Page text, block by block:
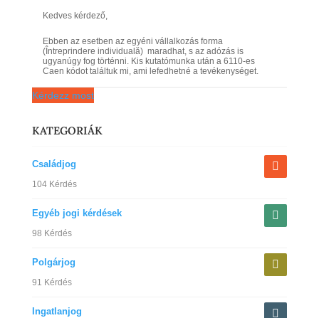
Kedves kérdező,
Ebben az esetben az egyéni vállalkozás forma
(Întreprindere individuală) maradhat, s az adózás is
ugyanúgy fog történni. Kis kutatómunka után a 6110-es
Caen kódot találtuk mi, ami lefedhetné a tevékenységet.
Kérdezz most
KATEGORIÁK
Családjog
104 Kérdés
Egyéb jogi kérdések
98 Kérdés
Polgárjog
91 Kérdés
Ingatlanjog